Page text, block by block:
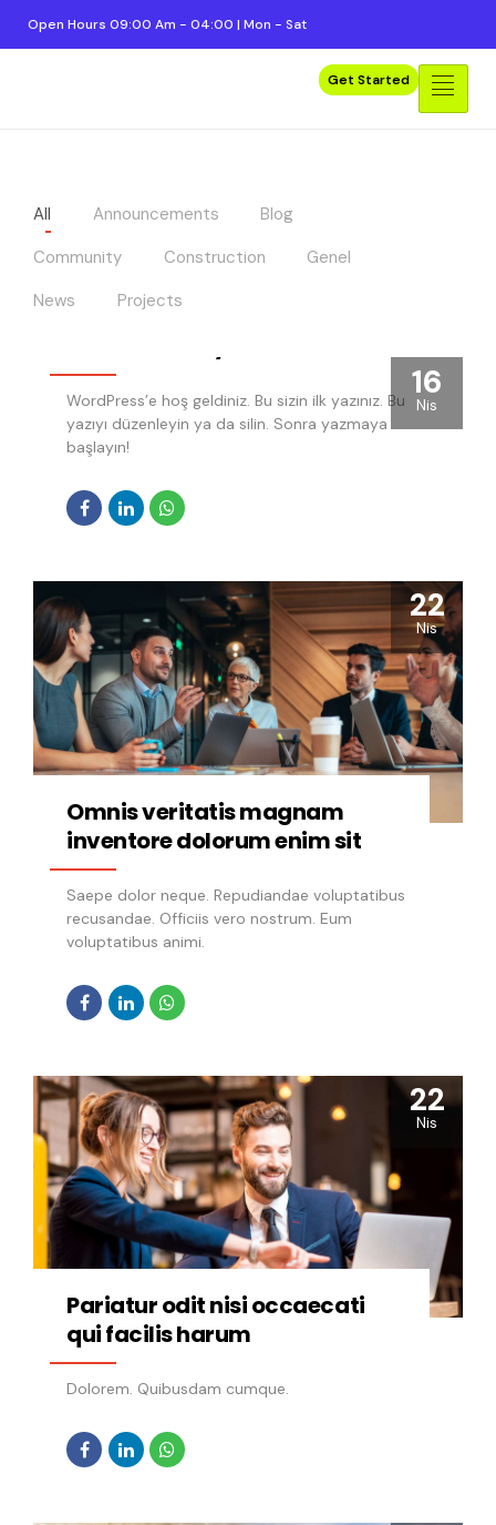
Open Hours 09:00 Am - 04:00 | Mon - Sat
Get Started
All Announcements
Blog
Community
Construction
Genel
News
Projects
16
Nis
WordPress’e hoş geldiniz. Bu sizin ilk yazınız. Bu
yazıyı düzenleyin ya da silin. Sonra yazmaya
başlayın!
22
Nis
Omnis veritatis magnam
inventore dolorum enim sit
Saepe dolor neque. Repudiandae voluptatibus
recusandae. Officiis vero nostrum. Eum
voluptatibus animi.
22
Nis
Pariatur odit nisi occaecati
qui facilis harum
Dolorem. Quibusdam cumque.